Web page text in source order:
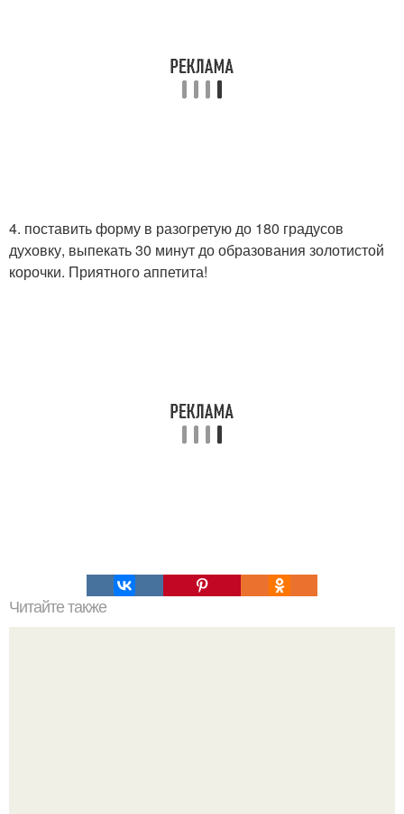
4. поставить форму в разогретую до 180 градусов
духовку, выпекать 30 минут до образования золотистой
корочки. Приятного аппетита!
Читайте также